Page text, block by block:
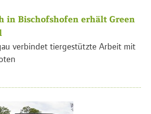
in Bischofshofen erhält Green
verbindet tiergestützte Arbeit mit